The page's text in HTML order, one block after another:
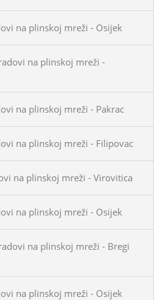
na plinskoj mreži - Osijek
na plinskoj mreži -
na plinskoj mreži - Pakrac
na plinskoj mreži - Filipovac
na plinskoj mreži - Virovitica
na plinskoj mreži - Osijek
na plinskoj mreži - Bregi
na plinskoj mreži - Osijek